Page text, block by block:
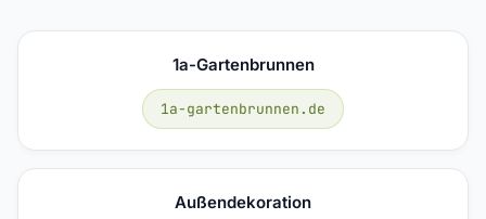
1a-Gartenbrunnen
1a-gartenbrunnen.de
Außendekoration